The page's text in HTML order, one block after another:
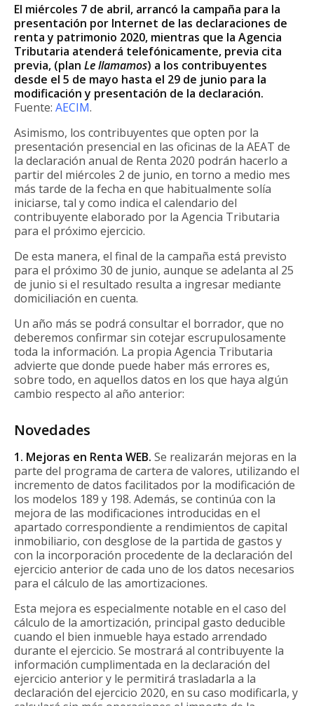
El miércoles 7 de abril, arrancó la campaña para la
presentación por Internet de las declaraciones de
renta y patrimonio 2020, mientras que la Agencia
Tributaria atenderá telefónicamente, previa cita
previa, (plan Le llamamos) a los contribuyentes
desde el 5 de mayo hasta el 29 de junio para la
modificación y presentación de la declaración.
Fuente: AECIM.
Asimismo, los contribuyentes que opten por la
presentación presencial en las oficinas de la AEAT de
la declaración anual de Renta 2020 podrán hacerlo a
partir del miércoles 2 de junio, en torno a medio mes
más tarde de la fecha en que habitualmente solía
iniciarse, tal y como indica el calendario del
contribuyente elaborado por la Agencia Tributaria
para el próximo ejercicio.
De esta manera, el final de la campaña está previsto
para el próximo 30 de junio, aunque se adelanta al 25
de junio si el resultado resulta a ingresar mediante
domiciliación en cuenta.
Un año más se podrá consultar el borrador, que no
deberemos confirmar sin cotejar escrupulosamente
toda la información. La propia Agencia Tributaria
advierte que donde puede haber más errores es,
sobre todo, en aquellos datos en los que haya algún
cambio respecto al año anterior:
Novedades
1. Mejoras en Renta WEB. Se realizarán mejoras en la
parte del programa de cartera de valores, utilizando el
incremento de datos facilitados por la modificación de
los modelos 189 y 198. Además, se continúa con la
mejora de las modificaciones introducidas en el
apartado correspondiente a rendimientos de capital
inmobiliario, con desglose de la partida de gastos y
con la incorporación procedente de la declaración del
ejercicio anterior de cada uno de los datos necesarios
para el cálculo de las amortizaciones.
Esta mejora es especialmente notable en el caso del
cálculo de la amortización, principal gasto deducible
cuando el bien inmueble haya estado arrendado
durante el ejercicio. Se mostrará al contribuyente la
información cumplimentada en la declaración del
ejercicio anterior y le permitirá trasladarla a la
declaración del ejercicio 2020, en su caso modificarla, y